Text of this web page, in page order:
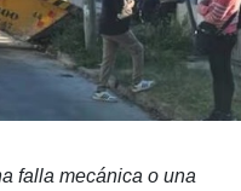
falla mecánica o una